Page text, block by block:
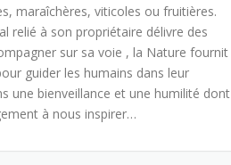
maraîchères, viticoles ou fruitières.
relié à son propriétaire délivre des
sur sa voie , la Nature fournit
guider les humains dans leur
une bienveillance et une humilité dont
à nous inspirer…